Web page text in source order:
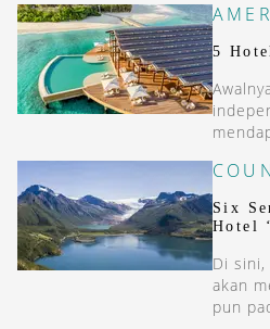
5
Six
Hotel
Di sini,
akan
pun